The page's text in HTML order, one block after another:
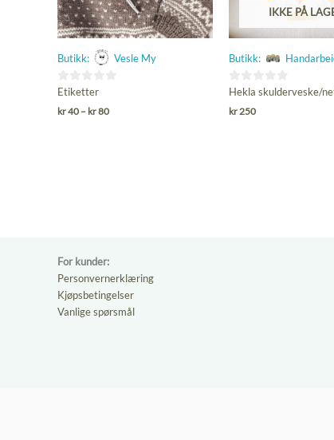
Butikk: Vesle My
0
ut
Etiketter
kr40 – kr80Prisområde:
IKKE PÅ
Butikk:
0
ut
Hekla skulderveske/
kr250
For kunder:
Personvernerklæring
Kjøpsbetingelser
Vanlige spørsmål